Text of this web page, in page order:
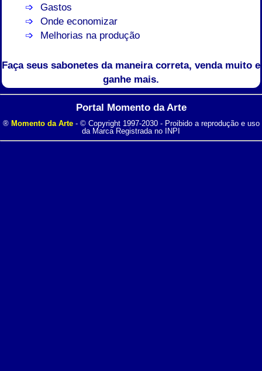
Gastos
Onde economizar
Melhorias na produção
Faça seus sabonetes da maneira correta, venda muito e
ganhe mais.
Portal Momento da Arte
® Momento da Arte- © Copyright 1997-2030 - Proibido a reprodução e uso
da Marca Registrada no INPI